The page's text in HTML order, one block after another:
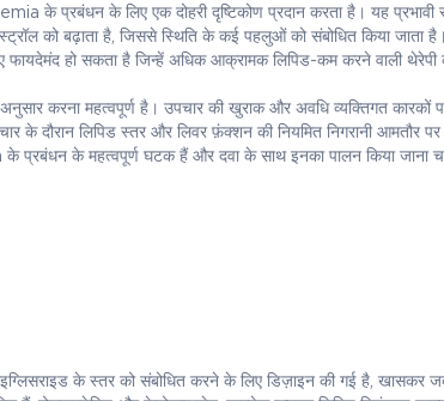
के प्रबंधन के लिए एक दोहरी दृष्टिकोण प्रदान करता है। यह
को बढ़ाता है, जिससे स्थिति के कई पहलुओं को संबोधित किया जाता
फायदेमंद हो सकता है जिन्हें अधिक आक्रामक लिपिड-कम करने वाली थेरेपी
करना महत्वपूर्ण है। उपचार की खुराक और अवधि व्यक्तिगत कारकों
के दौरान लिपिड स्तर और लिवर फ़ंक्शन की नियमित निगरानी आमतौर
प्रबंधन के महत्वपूर्ण घटक हैं और दवा के साथ इनका पालन किया जाना
के स्तर को संबोधित करने के लिए डिज़ाइन की गई है, खासकर